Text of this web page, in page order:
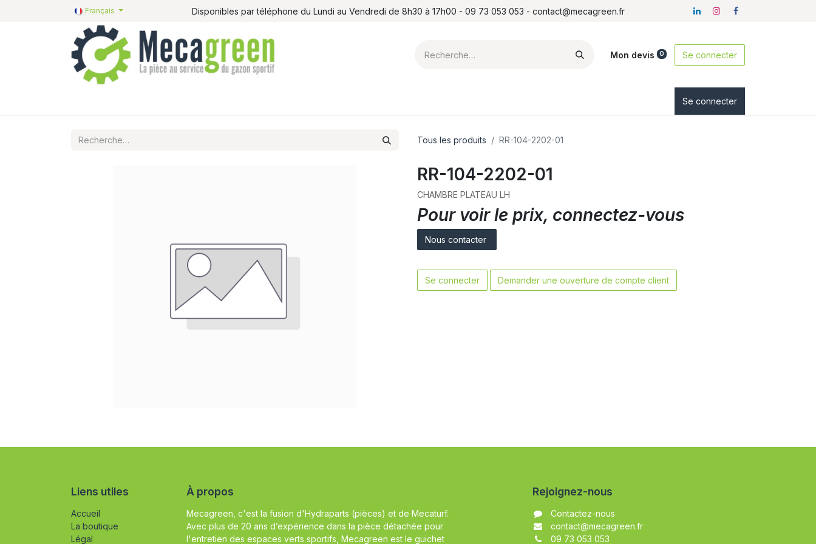
Français Disponibles par téléphone du Lundi au Vendredi de 8h30 à 17h00 - 09 73 053 053 - contact@mecagreen.fr
Mon devis 0 Se connecter
Se connecter
Tous les produits RR-104-2202-01
RR-104-2202-01
CHAMBRE PLATEAU LH
Pour voir le prix, connectez-vous
Nous contacter
Se connecter Demander une ouverture de compte client
Liens utiles
Accueil
La boutique
Légal
À propos
Mecagreen, c'est la fusion d'Hydraparts (pièces) et de Mecaturf.
Avec plus de 20 ans d’expérience dans la pièce détachée pour
l'entretien des espaces verts sportifs, Mecagreen est le guichet
Rejoignez-nous
Contactez-nous
contact@mecagreen.fr
09 73 053 053